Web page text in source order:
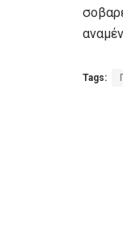
Tags: